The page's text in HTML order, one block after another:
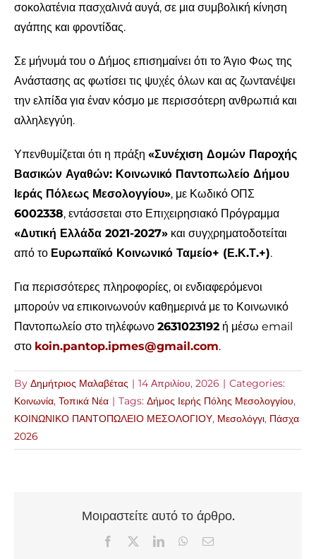
σοκολατένια πασχαλινά αυγά, σε μια συμβολική κίνηση
αγάπης και φροντίδας.
Σε μήνυμά του ο Δήμος επισημαίνει ότι το Άγιο Φως της
Ανάστασης ας φωτίσει τις ψυχές όλων και ας ζωντανέψει
την ελπίδα για έναν κόσμο με περισσότερη ανθρωπιά και
αλληλεγγύη.
Υπενθυμίζεται ότι η πράξη «Συνέχιση Δομών Παροχής
Βασικών Αγαθών: Κοινωνικό Παντοπωλείο Δήμου
Ιεράς Πόλεως Μεσολογγίου», με Κωδικό ΟΠΣ
6002338, εντάσσεται στο Επιχειρησιακό Πρόγραμμα
«Δυτική Ελλάδα 2021-2027» και συγχρηματοδοτείται
από το Ευρωπαϊκό Κοινωνικό Ταμείο+ (Ε.Κ.Τ.+).
Για περισσότερες πληροφορίες, οι ενδιαφερόμενοι
μπορούν να επικοινωνούν καθημερινά με το Κοινωνικό
Παντοπωλείο στο τηλέφωνο 2631023192 ή μέσω email
στο koin.pantop.ipmes@gmail.com.
By Δημήτριος Μαλαβέτας | 14 Απριλίου, 2026 | Categories:
Κοινωνία, Τοπικά Νέα | Tags: Δήμος Ιερής Πόλης Μεσολογγίου,
ΚΟΙΝΩΝΙΚΟ ΠΑΝΤΟΠΩΛΕΙΟ ΜΕΣΟΛΟΓΙΟΥ, Μεσολόγγι, Πάσχα
2026
Μοιραστείτε αυτό το άρθρο.
Facebook LinkedInWhatsApp
Email